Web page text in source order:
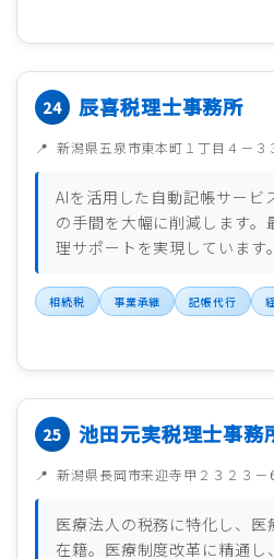
辰喜税理士事務所
新潟県五泉市東本町１丁目４－３
AIを活用した自動記帳サービ
の手間を大幅に削減します。
理サポートを実現しています。
相続税 事業承継 記帳代行
池田元実税理士事務
新潟県長岡市来迎寺甲２３２３－
医療法人の税務に特化し、
在籍。医療制度改革に精通